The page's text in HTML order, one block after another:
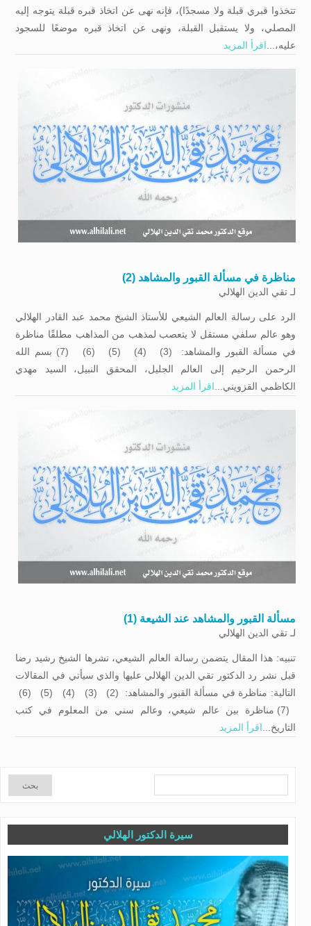
تتخذوا قبري قبلة ولا مسجدًا)، فإنه نهى عن اتخاذ قبره قبلة يتوجه إليه
المصلي، ولا يستقبل القبلة، ونهى عن اتخاذ قبره موضعًا للسجود
عليه،...اقرأ المزيد
مناظرة في مسألة القبور والمشاهد (2)
لـتقي الدين الهلالي
الرد على رسالة العالم الشيعي للأستاذ الشيخ محمد عبد القادر الهلالي
وهو عالم سلفي مستقل لا يتعصب لمذهب من المذاهب مطلقًا مناظرة
في مسألة القبور والمشاهد: (3) (4) (5) (6) (7) بسم الله
الرحمن الرحيم إلى العالم الجليل، المحقق النبيل، السيد مهدي
الكاظمي القزويني...اقرأ المزيد
مسألة القبور والمشاهد عند الشيعة (1)
لـتقي الدين الهلالي
تنبيه: هذا المقال يتضمن رسالة العالم الشيعي، نشرها الشيخ رشيد رضا
قبل نشر رد الدكتور تقي الدين الهلالي عليها والذي سيأتي في المقالات
التالية: مناظرة في مسألة القبور والمشاهد: (2) (3) (4) (5) (6)
(7) مناظرة بين عالم شيعي، وعالم سني من المعلوم في كتب
التاريخ...اقرأ المزيد
سيرة الدكتور الهلالي